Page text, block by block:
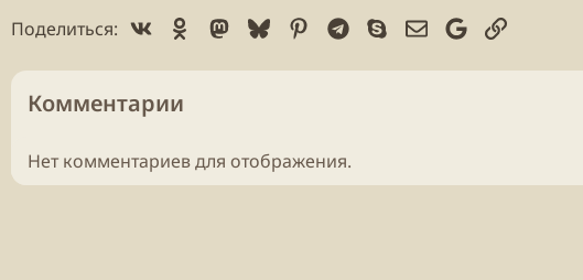
к
:
Поделиться: Vk Ok Mastodon
BlueskyPinterest
Telegram
SkypeЭлектронная почта
GoogleСсылка
Комментарии
Нет комментариев для отображения.